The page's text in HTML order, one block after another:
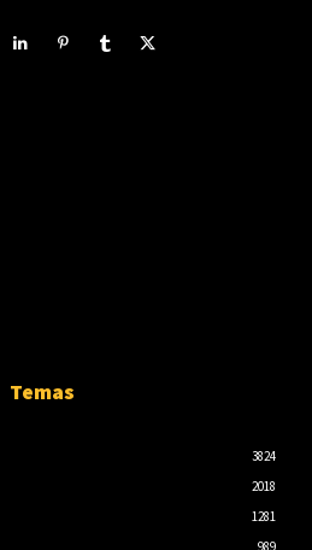
Temas
3824
2018
1281